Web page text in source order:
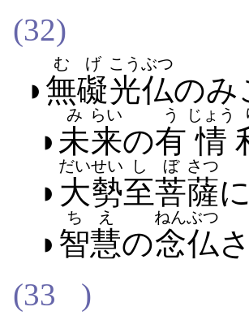
(32)
◗ 無礙
むげ
光
こう
仏
ぶつ
の​み
◗ 未
み
来
らい
の有
う
情
じょう
◗ 大
だい
勢
せい
至
し
菩
ぼ
薩
さつ
に
◗ 智慧
ちえ
の念仏
ねんぶつ
(33
)